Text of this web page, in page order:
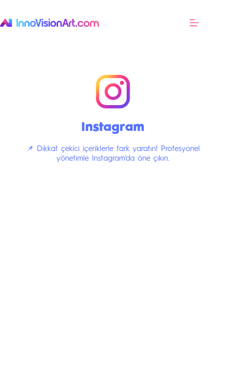
Instagram
📌 Dikkat çekici içeriklerle fark yaratın! Profesyonel
yönetimle Instagram'da öne çıkın.